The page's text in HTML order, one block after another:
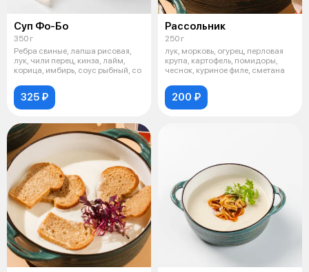
Суп Фо-Бо
350 г
Ребра свиные, лапша рисовая,
лук, чили перец, кинза, лайм,
корица, имбирь, соус рыбный, со
325 ₽
Рассольник
250 г
лук, морковь, огурец, перловая
крупа, картофель, помидоры,
чеснок, куриное филе, сметана
200 ₽